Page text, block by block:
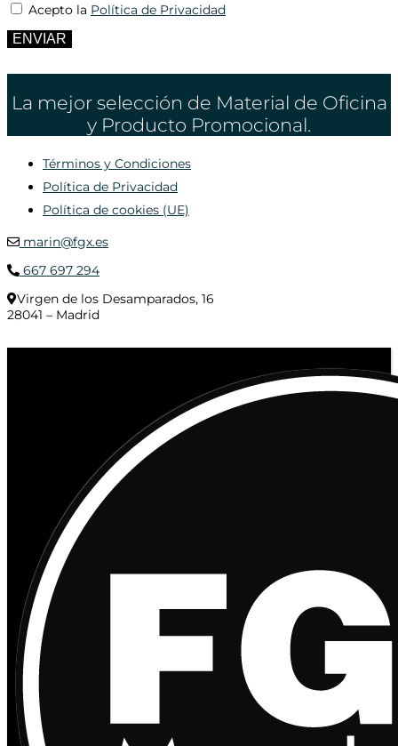
Acepto la Política de Privacidad
ENVIAR
La mejor selección de Material de Oficina
y Producto Promocional.
Términos y Condiciones
Política de Privacidad
Política de cookies (UE)
marin@fgx.es
667 697 294
Virgen de los Desamparados, 16
28041 – Madrid